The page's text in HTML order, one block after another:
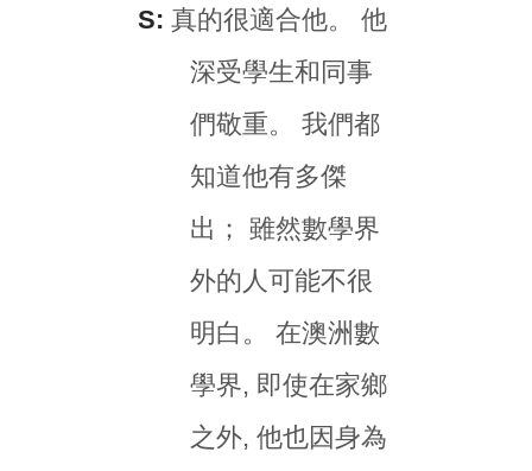
S: 真的很適合他。 他
深受學生和同事
們敬重。 我們都
知道他有多傑
出； 雖然數學界
外的人可能不很
明白。 在澳洲數
學界, 即使在家鄉
之外, 他也因身為